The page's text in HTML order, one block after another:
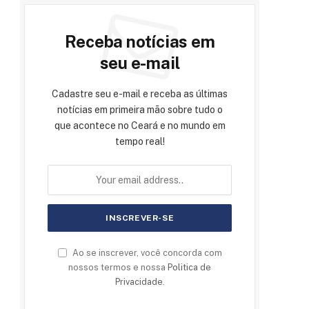
Receba notícias em
seu e-mail
Cadastre seu e-mail e receba as últimas
notícias em primeira mão sobre tudo o
que acontece no Ceará e no mundo em
tempo real!
Ao se inscrever, você concorda com
nossos termos e nossa Politica de
Privacidade.